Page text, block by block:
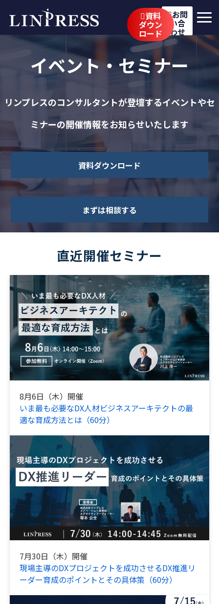
資料
ダウン
ロード
お問
い合
わせ
リンプレスの強み
サービス
公開講座
イベント・セミナー
事例
企業情報
イベント・セミナー
リンプレスのコンサルタントが登壇するイベントやセ
ミナーの開催情報をお知らせいたします
資料ダウンロード
まずは相談する
直近開催セミナー
8月6日（木）開催
いま最も必要なDX人材ビジネスアーキテクトの最
適な育成方法とは（60分）
7月30日（木）開催
現場主導のDXプロジェクトを成功させるDX推進リ
ーダー育成のポイントとその具体策（60分）